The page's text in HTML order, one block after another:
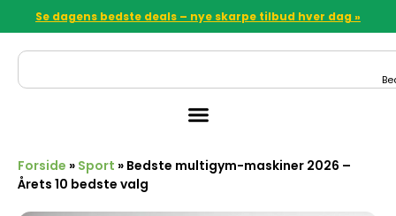
Se dagens bedste deals – nye skarpe tilbud hver dag »
Forside » Sport » Bedste multigym-maskiner 2026 –
Årets 10 bedste valg